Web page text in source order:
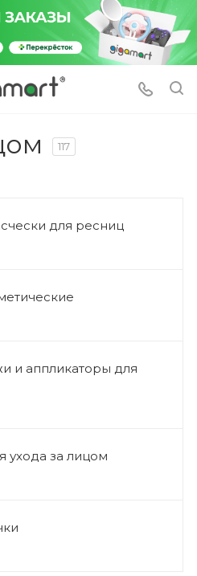
117
для ресниц
и аппликаторы для
ухода за лицом